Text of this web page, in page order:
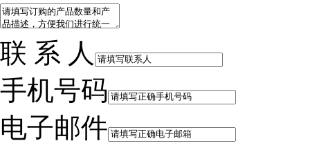
联 系 人
手机号码
电子邮件